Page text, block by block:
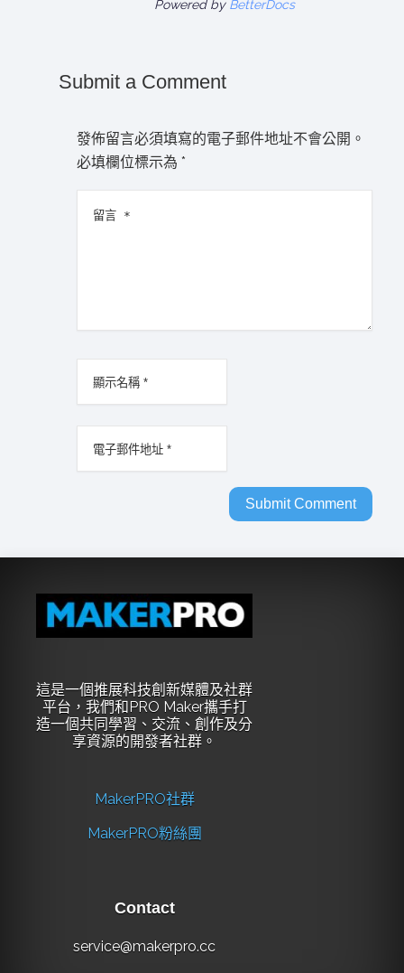
Powered by BetterDocs
Submit a Comment
發佈留言必須填寫的電子郵件地址不會公開。
必填欄位標示為 *
這是一個推展科技創新媒體及社群
平台，我們和PRO Maker攜手打
造一個共同學習、交流、創作及分
享資源的開發者社群。
MakerPRO社群
MakerPRO粉絲團
Contact
service@makerpro.cc